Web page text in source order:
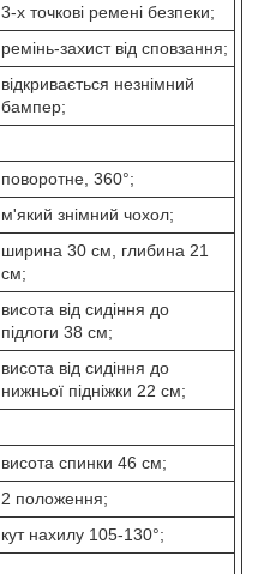
3-х точкові ремені безпеки;
ремінь-захист від сповзання;
відкривається незнімний
бампер;
поворотне, 360°;
м'який знімний чохол;
ширина 30 см, глибина 21
см;
висота від сидіння до
підлоги 38 см;
висота від сидіння до
нижньої підніжки 22 см;
висота спинки 46 см;
2 положення;
кут нахилу 105-130°;